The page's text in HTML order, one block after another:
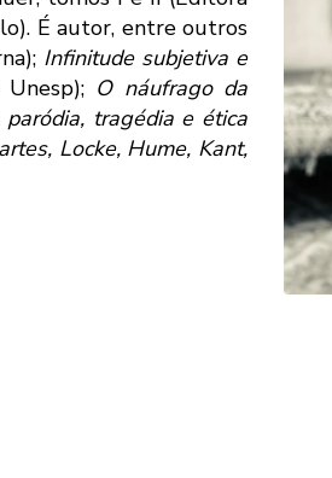
É autor, entre outros
Infinitude subjetiva e
O náufrago da
tragédia e ética
Locke, Hume, Kant,